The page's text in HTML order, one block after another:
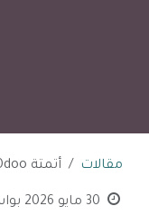
مقالات أتمتة Odoo بالذكاء الاصطناعي: ثورة ذكية في عالم إدارة الأعمال
30 مايو 2026